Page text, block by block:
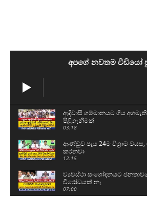
අපගේ නවතම වීඩියෝ
ආදිවාසී ගම්මානයට ගිය
පිළිගැනීමක්
03:18
ආණ්ඩුව පැය 24ම විශ්‍රාම
කරනවා
12:15
ව්‍යවස්ථා සංශෝදනයට
විරෝධයක් නෑ
07:00